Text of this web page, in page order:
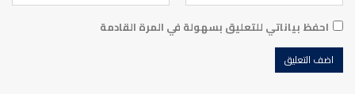
احفظ بياناتي للتعليق بسهولة في المرة القادمة